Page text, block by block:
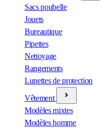
Sacs poubelle
Jouets
Bureautique
Pipettes
Nettoyage
Rangements
Lunettes de protection
Vêtement
Modèles mixtes
Modèles homme